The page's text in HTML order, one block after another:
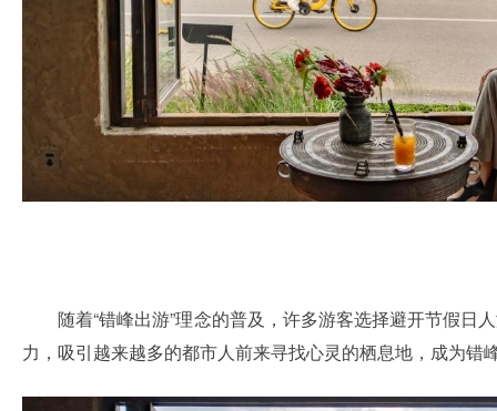
随着“错峰出游”理念的普及，许多游客选择避开节假日
力，吸引越来越多的都市人前来寻找心灵的栖息地，成为错